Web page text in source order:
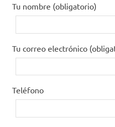
Tu nombre (obligatorio)
Tu correo electrónico
Teléfono